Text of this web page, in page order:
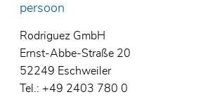
persoon
Rodriguez GmbH
Ernst-Abbe-Straße 20
52249 Eschweiler
Tel.: +49 2403 780 0